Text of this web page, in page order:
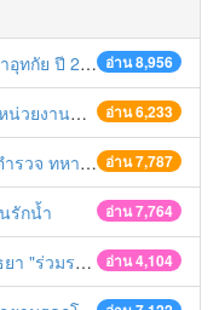
อ่าน 8,956
ย ปี 2561
อ่าน 6,233
เตรียมความปลอดภัยก่อนเทศกาลสงกรานต์
อ่าน 7,787
นีรถไฟ เตรียมรับมือเทศกาลสงกรานต์
อ่าน 7,764
รักน้ำ
อ่าน 4,104
าลสงกรานต์ ปี 2561